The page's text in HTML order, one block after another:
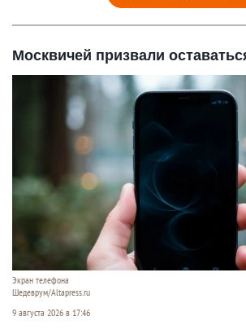
Москвичей призвали
Экран телефона
Шедеврум/Altapress.ru
9 августа 2026 в 17:46